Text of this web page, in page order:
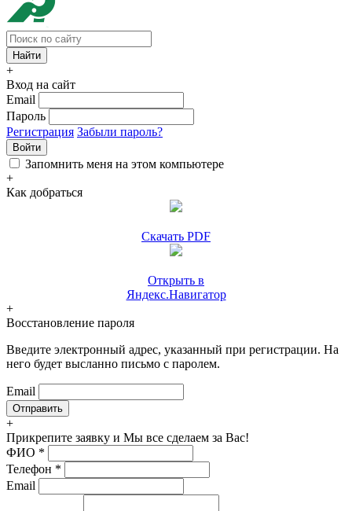
+
Вход на сайт
Email
Пароль
Регистрация Забыли пароль?
Войти
Запомнить меня на этом компьютере
+
Как добраться
Скачать PDF
Открыть в
Яндекс.Навигатор
+
Восстановление пароля
Введите электронный адрес, указанный при регистрации. На
него будет высланно письмо с паролем.
Email
+
Прикрепите заявку и Мы все сделаем за Вас!
ФИО *
Телефон *
Email